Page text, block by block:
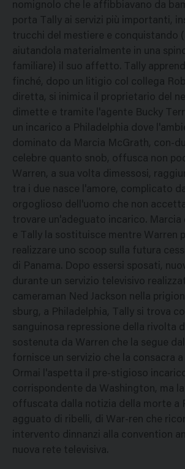
nomignolo che le affibbiavano da
porta Tally ai servizi più importanti,
trucchi del mestiere e conquistando
aiutandola materialmente in una
familiare) il suo affetto. Tally
finché, dopo un litigio col collega
diretta, si inimica il proprietario del
dimette e tramite l'agente Bucky
un incarico a Philadelphia dove
dominato da Marcia McGrath, con-
celebre quanto snob, offusca non
Warren, a sua volta dimessosi,
tra i due nasce l'amore, complicato
orgoglioso dell'uomo che non
trovare un'adeguato incarico. Marcia
e Tally la sostituisce mentre Warren
realizzare uno scoop sulla futura
di Panama. Dopo essersi sposati,
durante un servizio televisivo
cameraman Ned Jackson nella
sburg, a Philadelphia, Tally si trova
sanguinosa repressione della rivolta
sostenuta da Warren che la segue
fornisce un servizio che la consacra
Ormai l'aspetta il pre-stigioso
corrispondente da Washington, ma
offuscata dalla notizia della morte a
agguato di ribelli, di War-ren che
intervento dinnanzi alla convention
nuova rete televisiva.